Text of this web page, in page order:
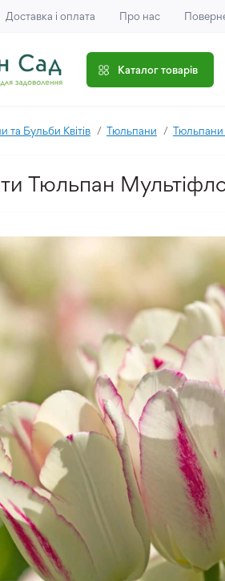
Доставка і оплата Про нас
Каталог товарів
та Бульби Квітів Тюльпани Тюльпани
Тюльпан